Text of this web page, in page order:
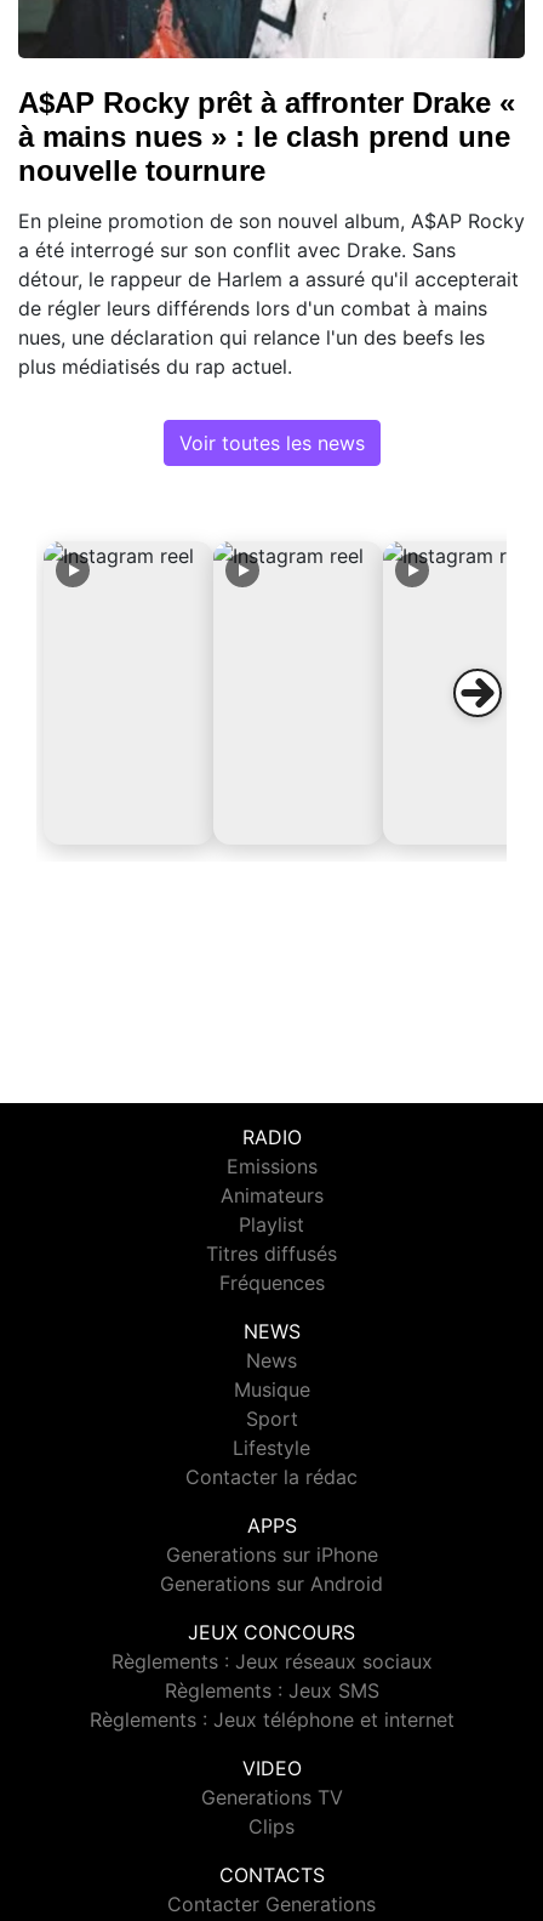
A$AP Rocky prêt à affronter Drake «
à mains nues » : le clash prend une
nouvelle tournure
En pleine promotion de son nouvel album, A$AP Rocky
a été interrogé sur son conflit avec Drake. Sans
détour, le rappeur de Harlem a assuré qu'il accepterait
de régler leurs différends lors d'un combat à mains
nues, une déclaration qui relance l'un des beefs les
plus médiatisés du rap actuel.
Voir toutes les news
RADIO
Emissions
Animateurs
Playlist
Titres diffusés
Fréquences
NEWS
News
Musique
Sport
Lifestyle
Contacter la rédac
APPS
Generations sur iPhone
Generations sur Android
JEUX CONCOURS
Règlements : Jeux réseaux sociaux
Règlements : Jeux SMS
Règlements : Jeux téléphone et internet
VIDEO
Generations TV
Clips
CONTACTS
Contacter Generations